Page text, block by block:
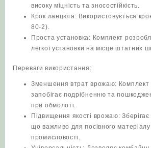
високу міцність та зносостійкість.
Крок ланцюга: Використовується
80-2).
Проста установка: Комплект
легкої установки на місце штатних
Переваги використання:
Зменшення втрат врожаю: Комплект
запобігає подрібненню та
при обмолоті.
Підвищення якості врожаю: Зберігає
що важливо для посівного матеріалу
промисловості.